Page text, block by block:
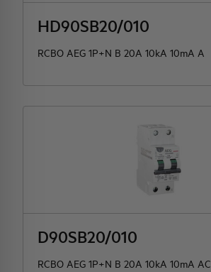
HD90SB20/010
RCBO AEG 1P+N B 20A 10kA 10mA A
D90SB20/010
RCBO AEG 1P+N B 20A 10kA 10mA AC